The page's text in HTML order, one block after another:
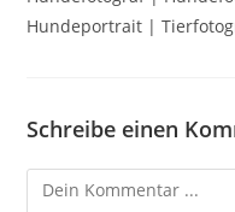
Hundeportrait |
Schreibe einen